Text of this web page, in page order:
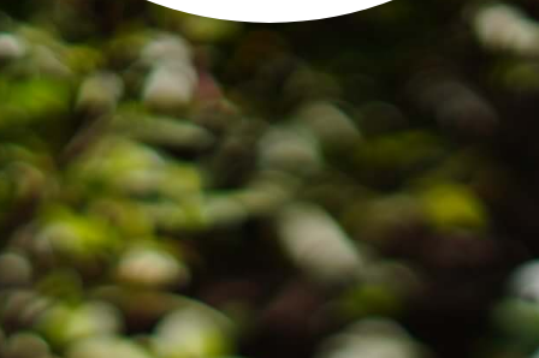
べ
る
公
園
町
み
ら
い
公
園
開
閉